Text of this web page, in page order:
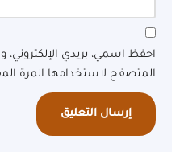
احفظ اسمي، بريدي الإلكتروني،
المتصفح لاستخدامها المرة